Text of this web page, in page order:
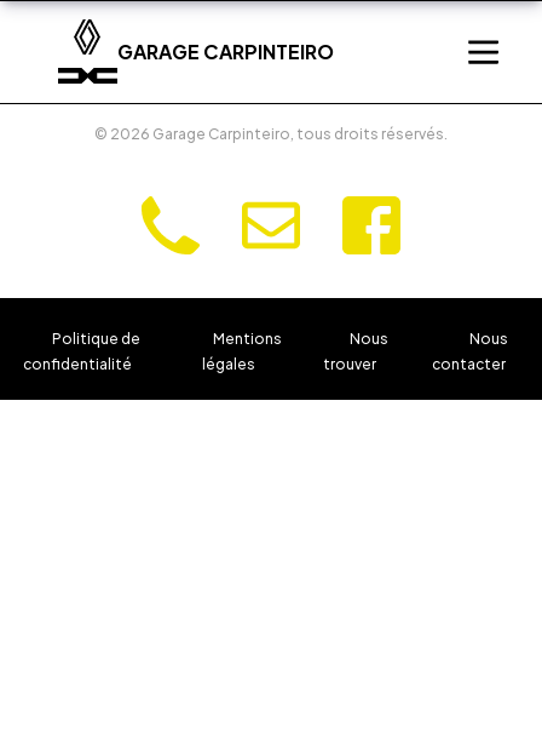
GARAGE CARPINTEIRO
Garage Carpinteiro
© 2026 Garage Carpinteiro, tous droits réservés.
Politique de
confidentialité
Mentions
légales
Nous
trouver
Nous
contacter